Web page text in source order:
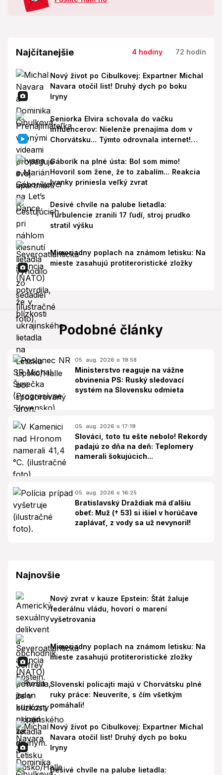
Najčítanejšie 4 hodiny 72 hodín
Nový život po Cibulkovej: Expartner Michal
Navara otočil list! Druhý dych po boku
Iryny
Seniorka Elvira schovala do vačku
influencerov: Nielenže prenajíma dom v
Chorvátsku... Týmto odrovnala internet!
Gáborík na plné ústa: Bol som mimo!
Hovoril som žene, že to zabalím... Reakcia
Ivanky priniesla veľký zvrat
Desivé chvíle na palube lietadla:
Turbulencie zranili 17 ľudí, stroj prudko
stratil výšku
Mimoriadny poplach na známom letisku: Na
mieste zasahujú protiteroristické zložky
Podobné články
05. aug. 2026 o 19:58
Ministerstvo reaguje na vážne
obvinenia PS: Ruský sledovací
systém na Slovensku odmieta
05. aug. 2026 o 17:19
Slováci, toto tu ešte nebolo! Rekordy
padajú zo dňa na deň: Teplomery
namerali šokujúcich...
05. aug. 2026 o 16:25
Bratislavský Draždiak má ďalšiu
obeť: Muž († 53) si išiel v horúčave
zaplávať, z vody sa už nevynoril!
Najnovšie
Nový zvrat v kauze Epstein: Štát žaluje
federálnu vládu, hovorí o marení
vyšetrovania
Mimoriadny poplach na známom letisku: Na
mieste zasahujú protiteroristické zložky
Slovenskí policajti majú v Chorvátsku plné
ruky práce: Neuveríte, s čím všetkým
pomáhali!
Nový život po Cibulkovej: Expartner Michal
Navara otočil list! Druhý dych po boku
Iryny
Desivé chvíle na palube lietadla: